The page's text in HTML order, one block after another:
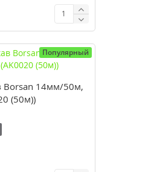
Популярный
Borsan 14мм/50м,
(50м))